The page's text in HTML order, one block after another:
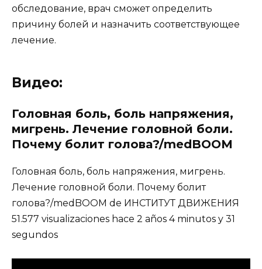
обследование, врач сможет определить
причину болей и назначить соответствующее
лечение.
Видео:
Головная боль, боль напряжения,
мигрень. Лечение головной боли.
Почему болит голова?/medBOOM
Головная боль, боль напряжения, мигрень.
Лечение головной боли. Почему болит
голова?/medBOOM de ИНСТИТУТ ДВИЖЕНИЯ
51.577 visualizaciones hace 2 años 4 minutos y 31
segundos